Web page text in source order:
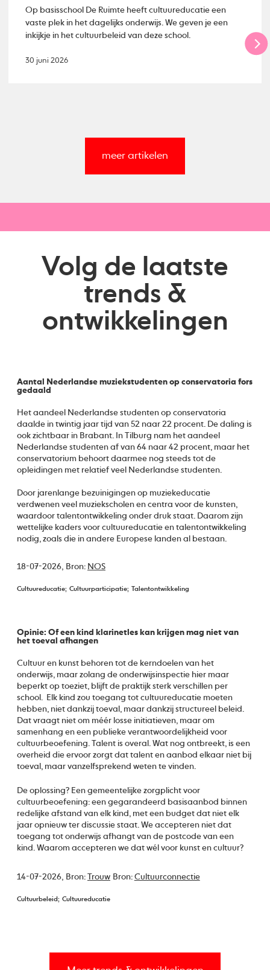
Op basisschool De Ruimte heeft cultuureducatie een
vaste plek in het dagelijks onderwijs. We geven je een
inkijkje in het cultuurbeleid van deze school.
30 juni 2026
meer artikelen
Volg de laatste
trends &
ontwikkelingen
Aantal Nederlandse muziekstudenten op conservatoria fors
gedaald
Het aandeel Nederlandse studenten op conservatoria
daalde in twintig jaar tijd van 52 naar 22 procent. De daling is
ook zichtbaar in Brabant. In Tilburg nam het aandeel
Nederlandse studenten af van 64 naar 42 procent, maar het
conservatorium behoort daarmee nog steeds tot de
opleidingen met relatief veel Nederlandse studenten.
Door jarenlange bezuinigingen op muziekeducatie
verdwenen veel muziekscholen en centra voor de kunsten,
waardoor talentontwikkeling onder druk staat. Daarom zijn
wettelijke kaders voor cultuureducatie en talentontwikkeling
nodig, zoals die in andere Europese landen al bestaan.
18-07-2026, Bron: NOS
Cultuureducatie Cultuurparticipatie Talentontwikkeling
Opinie: Of een kind klarinetles kan krijgen mag niet van
het toeval afhangen
Cultuur en kunst behoren tot de kerndoelen van het
onderwijs, maar zolang de onderwijsinspectie hier maar
beperkt op toeziet, blijft de praktijk sterk verschillen per
school. Elk kind zou toegang tot cultuureducatie moeten
hebben, niet dankzij toeval, maar dankzij structureel beleid.
Dat vraagt niet om méér losse initiatieven, maar om
samenhang en een publieke verantwoordelijkheid voor
cultuurbeoefening. Talent is overal. Wat nog ontbreekt, is een
overheid die ervoor zorgt dat talent en aanbod elkaar niet bij
toeval, maar vanzelfsprekend weten te vinden.
De oplossing? Een gemeentelijke zorgplicht voor
cultuurbeoefening: een gegarandeerd basisaanbod binnen
redelijke afstand van elk kind, met een budget dat niet elk
jaar opnieuw ter discussie staat. We accepteren niet dat
toegang tot onderwijs afhangt van de postcode van een
kind. Waarom accepteren we dat wél voor kunst en cultuur?
14-07-2026, Bron: Trouw Bron: Cultuurconnectie
Cultuurbeleid Cultuureducatie